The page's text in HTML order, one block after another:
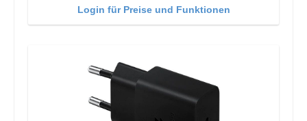
Login für Preise und Funktionen